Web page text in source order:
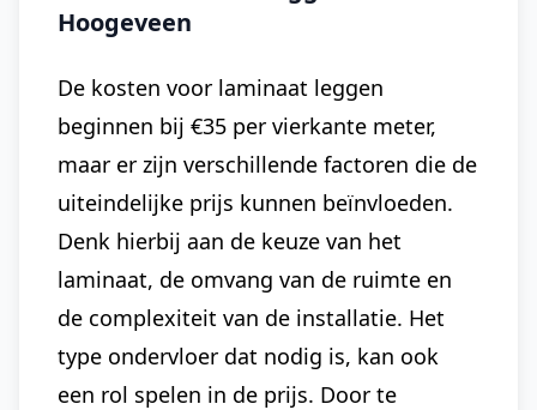
Hoogeveen
De kosten voor laminaat leggen
beginnen bij €35 per vierkante meter,
maar er zijn verschillende factoren die de
uiteindelijke prijs kunnen beïnvloeden.
Denk hierbij aan de keuze van het
laminaat, de omvang van de ruimte en
de complexiteit van de installatie. Het
type ondervloer dat nodig is, kan ook
een rol spelen in de prijs. Door te